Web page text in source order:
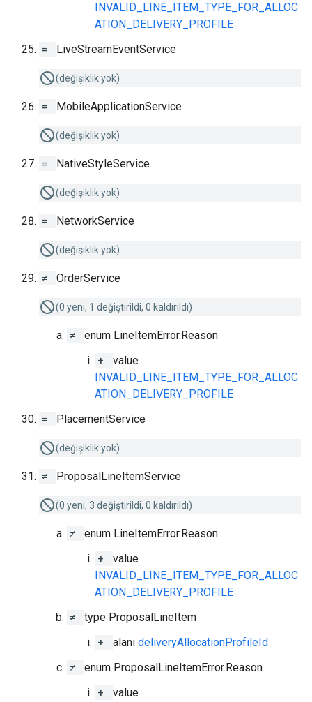
INVALID_LINE_ITEM_TYPE_FOR_ALLOC
ATION_DELIVERY_PROFILE
=
LiveStreamEventService
(değişiklik yok)
= MobileApplicationService
(değişiklik yok)
= NativeStyleService
(değişiklik yok)
= NetworkService
(değişiklik yok)
≠ OrderService
(0 yeni, 1 değiştirildi, 0 kaldırıldı)
≠
enum LineItemError.Reason
+
value
INVALID_LINE_ITEM_TYPE_FOR_ALLOC
ATION_DELIVERY_PROFILE
=
PlacementService
(değişiklik yok)
≠ ProposalLineItemService
(0 yeni, 3 değiştirildi, 0 kaldırıldı)
≠
enum LineItemError.Reason
+
value
INVALID_LINE_ITEM_TYPE_FOR_ALLOC
ATION_DELIVERY_PROFILE
≠
type ProposalLineItem
+
alanı deliveryAllocationProfileId
≠
enum ProposalLineItemError.Reason
+
value